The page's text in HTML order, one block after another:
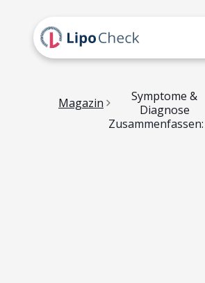
Magazin
Symptome &
Diagnose
Zusammenfassen: